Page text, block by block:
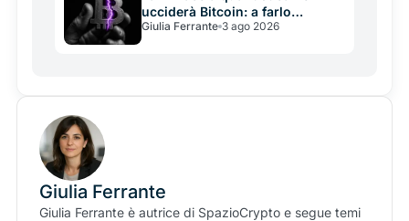
ucciderà Bitcoin: a farlo
potrebbe essere la sua
Giulia Ferrante 3 ago 2026
Giulia Ferrante
Giulia Ferrante è autrice di SpazioCrypto e segue temi